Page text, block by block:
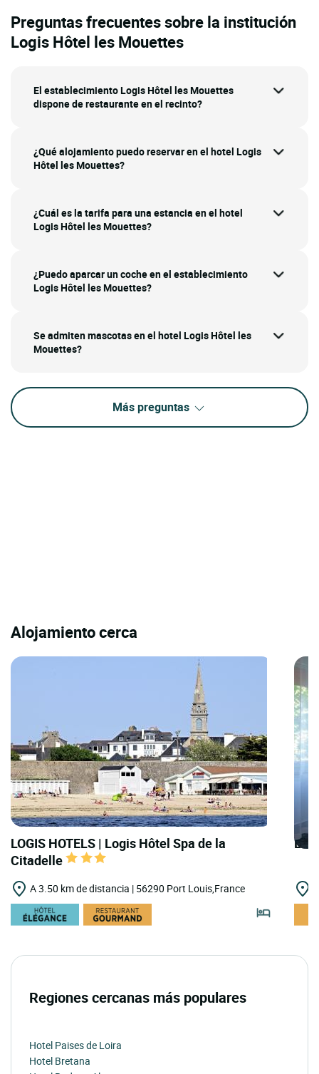
Preguntas frecuentes sobre la institución
Logis Hôtel les Mouettes
El establecimiento Logis Hôtel les Mouettes
dispone de restaurante en el recinto?
¿Qué alojamiento puedo reservar en el hotel Logis
Hôtel les Mouettes?
¿Cuál es la tarifa para una estancia en el hotel
Logis Hôtel les Mouettes?
¿Puedo aparcar un coche en el establecimiento
Logis Hôtel les Mouettes?
Se admiten mascotas en el hotel Logis Hôtel les
Mouettes?
Más preguntas
Alojamiento cerca
LOGIS HOTELS | Logis Hôtel Spa de la
Citadelle
A 3.50 km de distancia | 56290 Port Louis,France
Regiones cercanas más populares
Hotel Paises de Loira
Hotel Bretana